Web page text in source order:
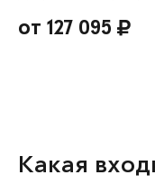
от 127 095
Какая